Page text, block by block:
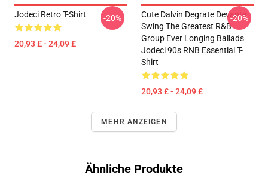
Jodeci Retro T-Shirt
20,93 £ - 24,09 £
-20%
Cute Dalvin Degrate Devante
Swing The Greatest R&B
Group Ever Longing Ballads
Jodeci 90s RNB Essential T-
Shirt
20,93 £ - 24,09 £
-20%
MEHR ANZEIGEN
Ähnliche Produkte